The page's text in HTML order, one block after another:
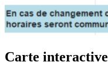
Carte interactive